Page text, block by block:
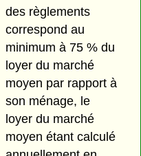
des règlements
correspond au
minimum à 75 % du
loyer du marché
moyen par rapport à
son ménage, le
loyer du marché
moyen étant calculé